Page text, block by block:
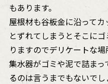
もあります。
屋根材も谷板金に沿って
とずれてしまうとそこに
りますのでデリケートな
集水器がゴミや泥で詰ま
るのは言うまでもないでし